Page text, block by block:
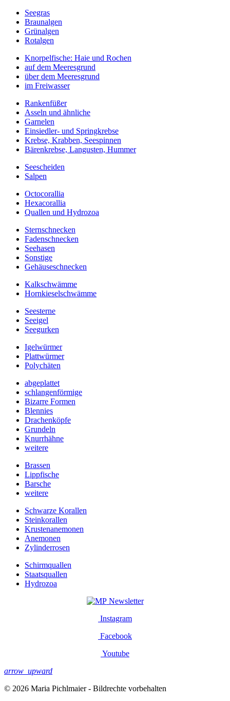
Seegras
Braunalgen
Grünalgen
Rotalgen
Knorpelfische: Haie und Rochen
auf dem Meeresgrund
über dem Meeresgrund
im Freiwasser
Rankenfüßer
Asseln und ähnliche
Garnelen
Einsiedler- und Springkrebse
Krebse, Krabben, Seespinnen
Bärenkrebse, Langusten, Hummer
Seescheiden
Salpen
Octocorallia
Hexacorallia
Quallen und Hydrozoa
Sternschnecken
Fadenschnecken
Seehasen
Sonstige
Gehäuseschnecken
Kalkschwämme
Hornkieselschwämme
Seesterne
Seeigel
Seegurken
Igelwürmer
Plattwürmer
Polychäten
abgeplattet
schlangenförmige
Bizarre Formen
Blennies
Drachenköpfe
Grundeln
Knurrhähne
weitere
Brassen
Lippfische
Barsche
weitere
Schwarze Korallen
Steinkorallen
Krustenanemonen
Anemonen
Zylinderrosen
Schirmquallen
Staatsquallen
Hydrozoa
Newsletter
Instagram
Facebook
Youtube
arrow_upward
© 2026 Maria Pichlmaier - Bildrechte vorbehalten